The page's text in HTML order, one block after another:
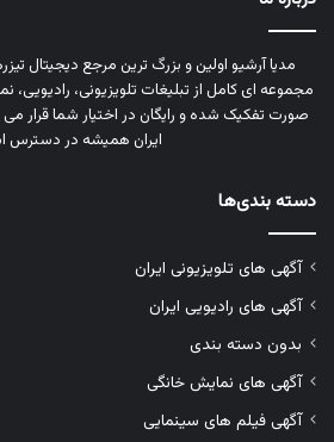
مدیا آرشیو اولین و بزرگ‌ ترین مرجع دیجیتال
مجموعه‌ ای کامل از تبلیغات تلویزیونی، رادیویی،
صورت تفکیک‌ شده و رایگان در اختیار شما قرار می‌
ایران همیشه در دسترس
دسته بندی‌ها
آگهی های تلویزیونی ایران
آگهی های رادیویی ایران
بدون دسته بندی
آگهی های نمایش خانگی
آگهی فیلم های سینمایی